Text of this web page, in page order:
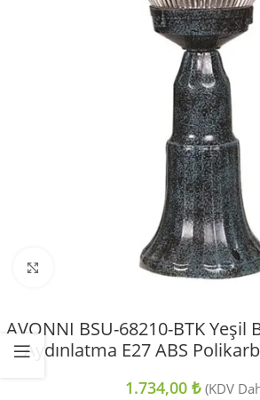
Büyütmek için tıklayın
AVONNI BSU-68210-BTK Yeşil
Aydınlatma E27 ABS
1.734,00 ₺ (KDV